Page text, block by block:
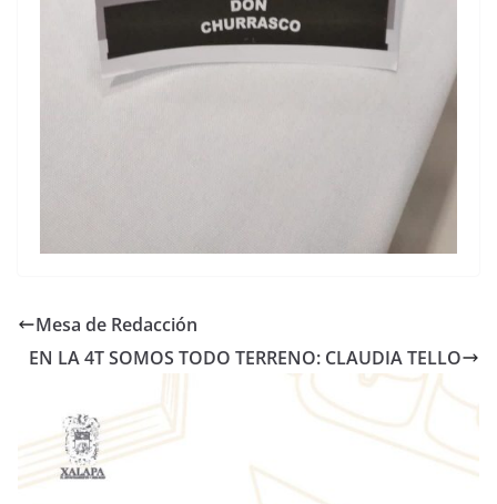
Mesa de Redacción
EN LA 4T SOMOS TODO TERRENO: CLAUDIA TELLO